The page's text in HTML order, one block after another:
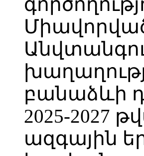
բանաձևի
2025-2027
ազգային